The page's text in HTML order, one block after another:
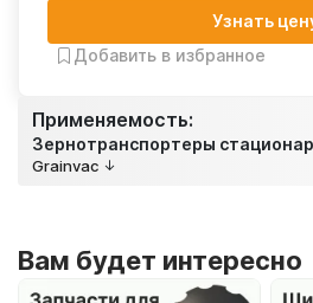
Применяемость:
Зернотранспортеры
Grainvac
Узнать
Добавить в избранное
Вам будет интересно